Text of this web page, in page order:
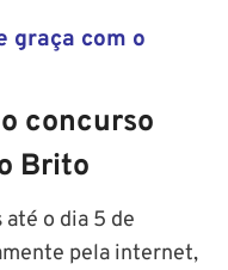
graça com o
concurso
Brito
o dia 5 de
pela internet,